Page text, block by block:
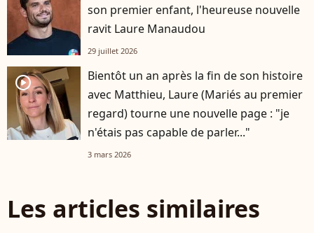
son premier enfant, l'heureuse nouvelle
ravit Laure Manaudou
29 juillet 2026
player2
Bientôt un an après la fin de son histoire
avec Matthieu, Laure (Mariés au premier
regard) tourne une nouvelle page : "je
n'étais pas capable de parler..."
3 mars 2026
Les articles similaires